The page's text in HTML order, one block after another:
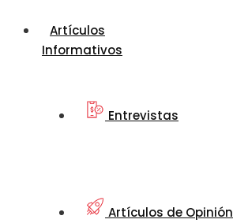
Artículos
Informativos
Entrevistas
Artículos de Opinión